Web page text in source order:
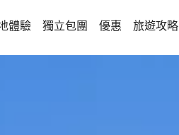
體驗 獨立包團 優惠 旅遊攻略